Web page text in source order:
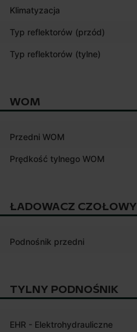
Klimatyzacja
Typ reflektorów (przód)
Typ reflektorów (tylne)
WOM
Przedni WOM
Prędkość tylnego WOM
ŁADOWACZ CZOŁOWY
Podnośnik przedni
TYLNY PODNOŚNIK
EHR - Elektrohydrauliczne